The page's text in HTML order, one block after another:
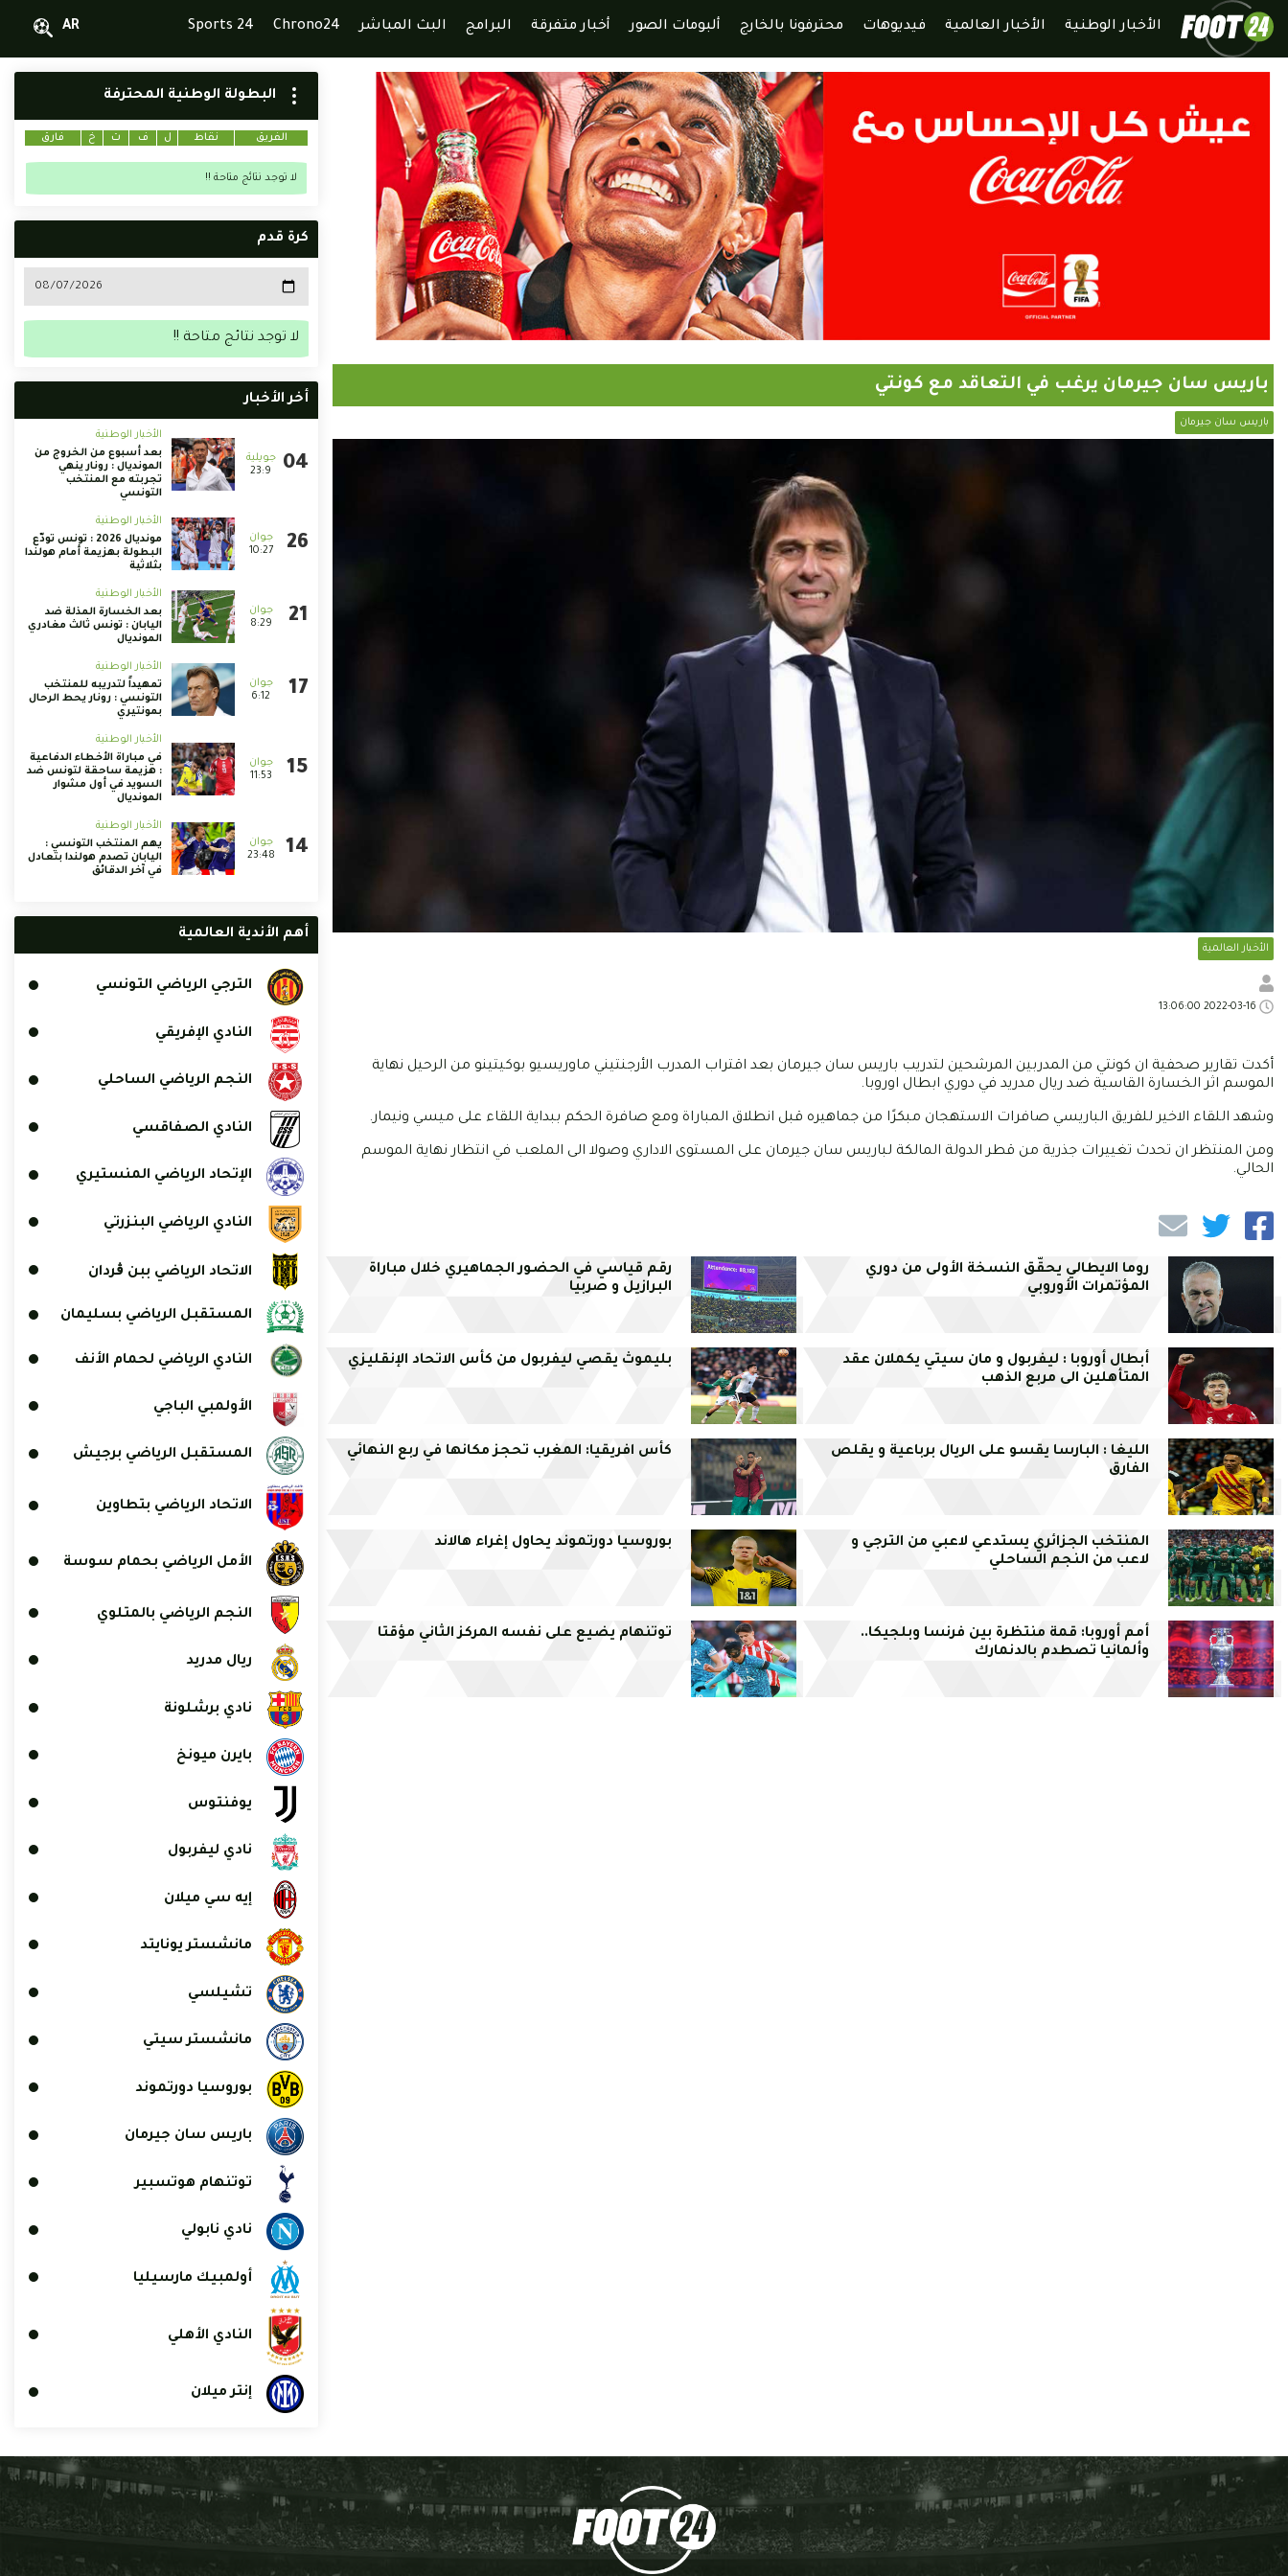
الأخبار الوطنية الأخبار العالمية فيديوهات محترفونا بالخارج ألبومات الصور أخبار متفرقة البرامج البث المباشر Chrono24
Sports 24
AR
باريس سان جيرمان يرغب في التعاقد مع كونتي
باريس سان جيرمان
الأخبار العالمية
أكدت تقارير صحفية ان كونتي من المدربين المرشحين لتدريب باريس سان جيرمان بعد اقتراب المدرب الأرجنتيني ماوريسيو بوكيتينو من الرحيل نهاية
الموسم اثر الخسارة القاسية ضد ريال مدريد في دوري ابطال اوروبا.
وشهد اللقاء الاخير للفريق الباريسي صافرات الاستهجان مبكرًا من جماهيره قبل انطلاق المباراة ومع صافرة الحكم ببداية اللقاء على ميسي ونيمار.
ومن المنتظر ان تحدث تغييرات جذرية من قطر الدولة المالكة لباريس سان جيرمان على المستوى الاداري وصولا الى الملعب في انتظار نهاية الموسم
الحالي.
روما الايطالي يحقّق النسخة الأولى من دوري
المؤتمرات الأوروبي
رقم قياسي في الحضور الجماهيري خلال مباراة
البرازيل و صربيا
أبطال أوروبا : ليفربول و مان سيتي يكملان عقد
المتأهلين الى مربع الذهب
بليموث يقصي ليفربول من كأس الاتحاد الإنقليزي
الليغا : البارسا يقسو على الريال برباعية و يقلص
الفارق
كأس افريقيا: المغرب تحجز مكانها في ربع النهائي
المنتخب الجزائري يستدعي لاعبي من الترجي و
لاعب من النجم الساحلي
بوروسيا دورتموند يحاول إغراء هالاند
أمم أوروبا: قمة منتظرة بين فرنسا وبلجيكا..
وألمانيا تصطدم بالدنمارك
توتنهام يضيع على نفسه المركز الثاني مؤقتا
البطولة الوطنية المحترفة
الفريق نقاط ل ف ت خ فارق
لا توجد نتائج متاحة !!
كرة قدم
لا توجد نتائج متاحة !!
أخر الأخبار
23:9
الأخبار الوطنية
بعد أسبوع من الخروج من
المونديال : رونار ينهي
تجربته مع المنتخب
التونسي
10:27
الأخبار الوطنية
مونديال 2026 : تونس تودّع
البطولة بهزيمة أمام هولندا
بثلاثية
8:29
الأخبار الوطنية
بعد الخسارة المذلة ضد
اليابان : تونس ثالث مغادري
المونديال
6:12
الأخبار الوطنية
تمهيداً لتدريبه للمنتخب
التونسي : رونار يحط الرحال
بمونتيري
11:53
الأخبار الوطنية
في مباراة الأخطاء الدفاعية
: هزيمة ساحقة لتونس ضد
السويد في أول مشوار
المونديال
23:48
الأخبار الوطنية
يهم المنتخب التونسي :
اليابان تصدم هولندا بتعادل
في آخر الدقائق
أهم الأندية العالمية
الترجي الرياضي التونسي
النادي الإفريقي
النجم الرياضي الساحلي
النادي الصفاقسي
الإتحاد الرياضي المنستيري
النادي الرياضي البنزرتي
الاتحاد الرياضي ببن ڨردان
المستقبل الرياضي بسليمان
النادي الرياضي لحمام الأنف
الأولمبي الباجي
المستقبل الرياضي برجيش
الاتحاد الرياضي بتطاوين
الأمل الرياضي بحمام سوسة
النجم الرياضي بالمتلوي
ريال مدريد
نادي برشلونة
بايرن ميونخ
يوفنتوس
نادي ليفربول
إيه سي ميلان
مانشستر يونايتد
تشيلسي
مانشستر سيتي
بوروسيا دورتموند
باريس سان جيرمان
توتنهام هوتسبير
نادي نابولي
أولمبيك مارسيليا
النادي الأهلي
إنتر ميلان